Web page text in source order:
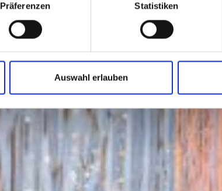
Präferenzen Statistiken
Auswahl erlauben